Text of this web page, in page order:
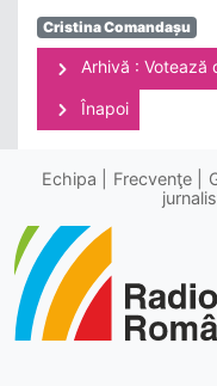
Cristina Comandașu
Arhivă : Votează
Înapoi
Echipa Frecvenţe